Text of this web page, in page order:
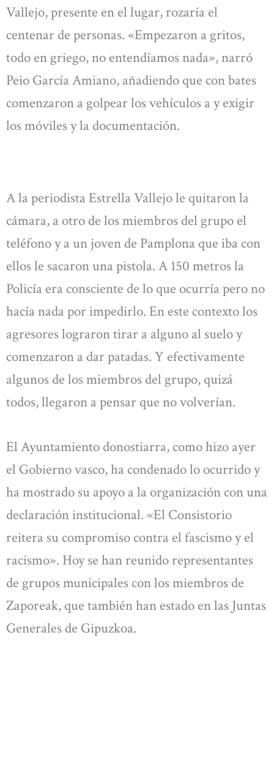
Vallejo, presente en el lugar, rozaría el
centenar de personas. «Empezaron a gritos,
todo en griego, no entendíamos nada», narró
Peio García Amiano, añadiendo que con bates
comenzaron a golpear los vehículos a y exigir
los móviles y la documentación.
A la periodista Estrella Vallejo le quitaron la
cámara, a otro de los miembros del grupo el
teléfono y a un joven de Pamplona que iba con
ellos le sacaron una pistola. A 150 metros la
Policía era consciente de lo que ocurría pero no
hacía nada por impedirlo. En este contexto los
agresores lograron tirar a alguno al suelo y
comenzaron a dar patadas. Y efectivamente
algunos de los miembros del grupo, quizá
todos, llegaron a pensar que no volverían.
El Ayuntamiento donostiarra, como hizo ayer
el Gobierno vasco, ha condenado lo ocurrido y
ha mostrado su apoyo a la organización con una
declaración institucional. «El Consistorio
reitera su compromiso contra el fascismo y el
racismo». Hoy se han reunido representantes
de grupos municipales con los miembros de
Zaporeak, que también han estado en las Juntas
Generales de Gipuzkoa.